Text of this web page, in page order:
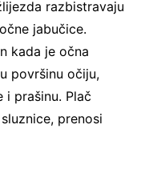
razbistravaju
jabučice.
kada je očna
površinu očiju,
prašinu. Plač
prenosi